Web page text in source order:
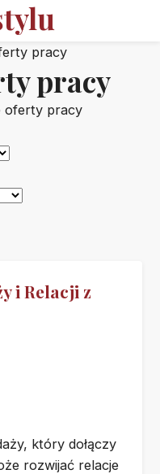
pracy
pracy
oferty pracy
i Relacji z
który dołączy
rozwijać relacje